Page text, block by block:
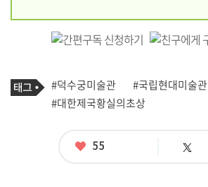
기
사
관
련
태
그
#덕수궁미술관
#국립현대미술관
#대한제국황실의초상
좋
55 트